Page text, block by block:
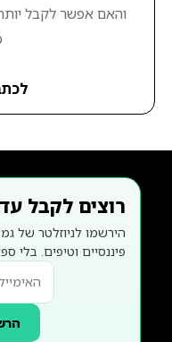
והאם אפשר לקבל
רוצים לקבל
הירשמו לניוזלטר של
פיננסיים וטיפים. בלי